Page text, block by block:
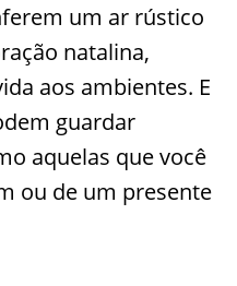
um ar rústico
natalina,
aos ambientes. E
guardar
aquelas que você
ou de um presente